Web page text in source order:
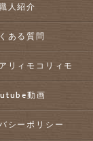
人紹介
ある質問
リィモコリィモ
動画
シーポリシー